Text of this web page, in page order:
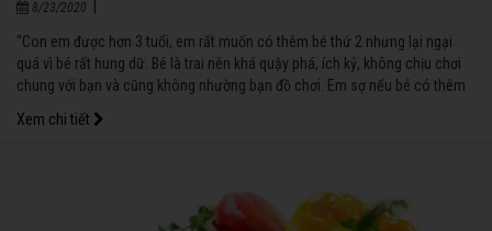
8/23/2020
“Con em được hơn 3 tuổi, em rất muốn có thêm bé thứ 2 nhưng lại ngại
quá vì bé rất hung dữ. Bé là trai nên khá quậy phá, ích kỷ, không chịu chơi
chung với bạn và cũng không nhường bạn đồ chơi. Em sợ nếu bé có thêm
kinh nghiệm. Em cảm ơn". (Hoàng Thị Thanh Trà - Long Xuyên.
Xem chi tiết